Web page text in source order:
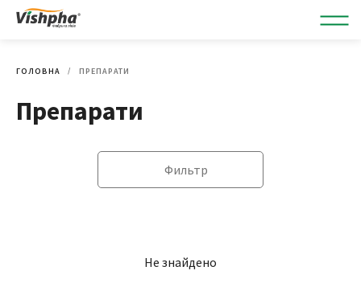
ГОЛОВНА ПРЕПАРАТИ
Препарати
Фильтр
Не знайдено